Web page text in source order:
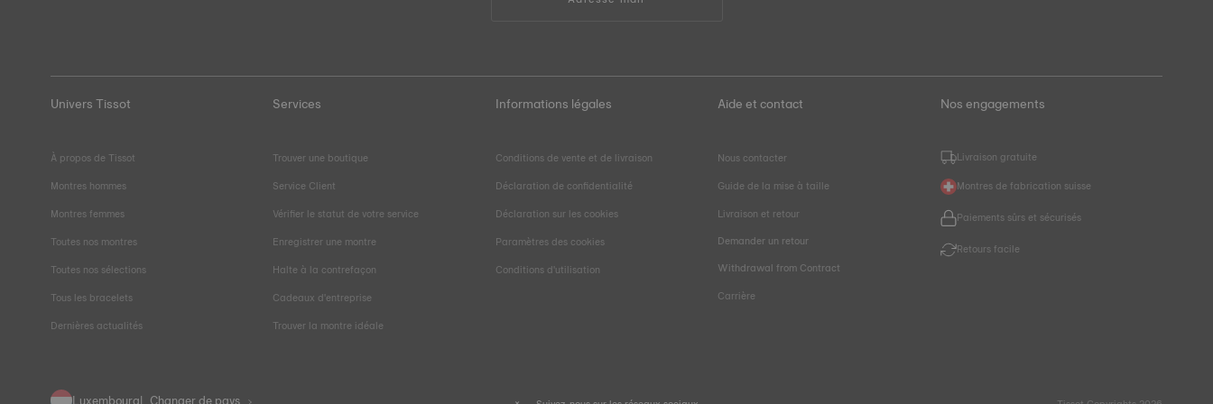
Univers Tissot
À propos de Tissot
Montres hommes
Montres femmes
Toutes nos montres
Toutes nos sélections
Tous les bracelets
Dernières actualités
Services
Trouver une boutique
Service Client
Vérifier le statut de votre service
Enregistrer une montre
Halte à la contrefaçon
Cadeaux d'entreprise
Trouver la montre idéale
Informations légales
Conditions de vente et de livraison
Déclaration de confidentialité
Déclaration sur les cookies
Paramètres des cookies
Conditions d'utilisation
Aide et contact
Nous contacter
Guide de la mise à taille
Livraison et retour
Demander un retour
Withdrawal from Contract
Carrière
Nos engagements
Livraison gratuite
Montres de fabrication suisse
Paiements sûrs et sécurisés
Retours facile